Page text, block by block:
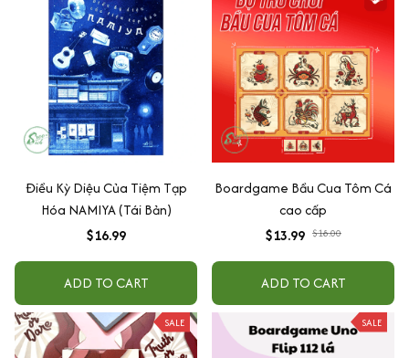
Điều Kỳ Diệu Của Tiệm Tạp
Hóa NAMIYA (Tái Bản)
$16.99
ADD TO CART
Boardgame Bầu Cua Tôm Cá
cao cấp
$13.99 $18.00
ADD TO CART
SALE SALE